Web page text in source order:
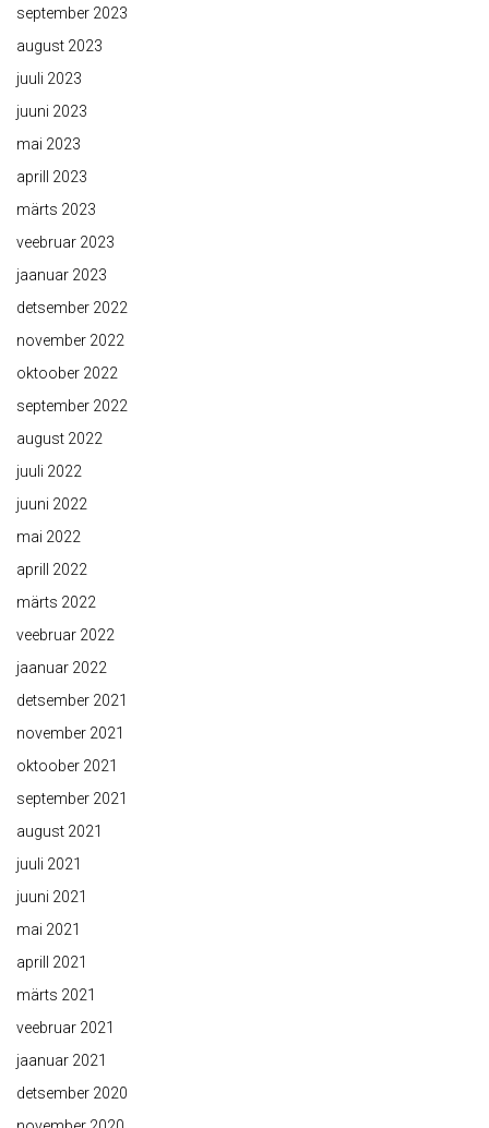
september 2023
august 2023
juuli 2023
juuni 2023
mai 2023
aprill 2023
märts 2023
veebruar 2023
jaanuar 2023
detsember 2022
november 2022
oktoober 2022
september 2022
august 2022
juuli 2022
juuni 2022
mai 2022
aprill 2022
märts 2022
veebruar 2022
jaanuar 2022
detsember 2021
november 2021
oktoober 2021
september 2021
august 2021
juuli 2021
juuni 2021
mai 2021
aprill 2021
märts 2021
veebruar 2021
jaanuar 2021
detsember 2020